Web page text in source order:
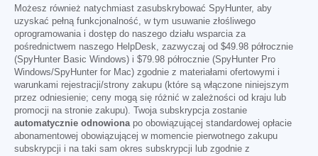
Możesz również natychmiast zasubskrybować SpyHunter, aby
uzyskać pełną funkcjonalność, w tym usuwanie złośliwego
oprogramowania i dostęp do naszego działu wsparcia za
pośrednictwem naszego HelpDesk, zazwyczaj od $49.98 półrocznie
(SpyHunter Basic Windows) i $79.98 półrocznie (SpyHunter Pro
Windows/SpyHunter for Mac) zgodnie z materiałami ofertowymi i
warunkami rejestracji/strony zakupu (które są włączone niniejszym
przez odniesienie; ceny mogą się różnić w zależności od kraju lub
promocji na stronie zakupu). Twoja subskrypcja zostanie
automatycznie odnowionapo obowiązującej standardowej opłacie
abonamentowej obowiązującej w momencie pierwotnego zakupu
subskrypcji i na taki sam okres subskrypcji lub zgodnie z